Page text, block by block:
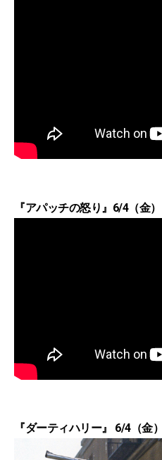
『アパッチの怒り』6/4（金
『ダーティハリー』 6/4（金